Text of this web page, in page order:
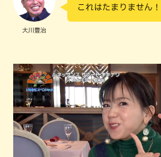
大川豊治
これはたまりません！